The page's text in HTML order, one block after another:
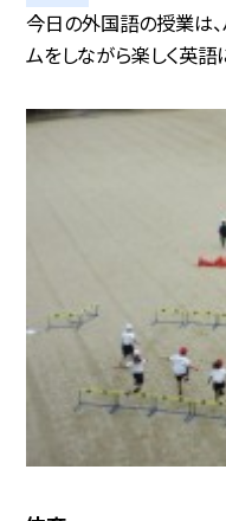
今日の外国語の授業は
ムをしながら楽しく英語